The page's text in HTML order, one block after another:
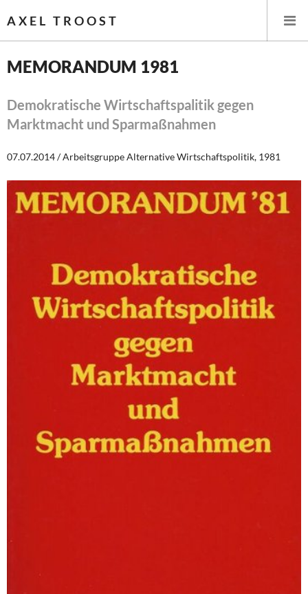
AXEL TROOST
Themen
Leitlinien linker Wirtschafts- und Finanzpolitik
Wirtschaftspolitik
Eurokrise und Griechenland
DIE LINKE
Memo-Gruppe
Institut Solidarische Moderne
Rosa-Luxemburg-Stiftung
MEMORANDUM 1981
Demokratische Wirtschaftspalitik gegen
Marktmacht und Sparmaßnahmen
07.07.2014 / Arbeitsgruppe Alternative Wirtschaftspolitik, 1981